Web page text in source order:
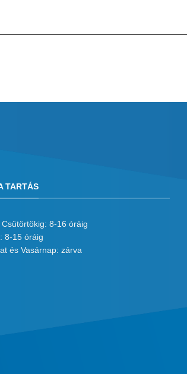
TARTÁS
Csütörtökig: 8-16 óráig
8-15 óráig
és Vasárnap: zárva